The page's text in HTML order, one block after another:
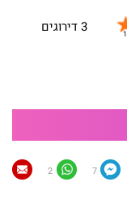
3 דירוגים
7
2